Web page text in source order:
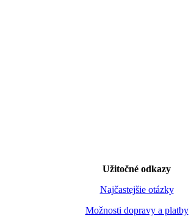
Užitočné odkazy
Najčastejšie otázky
Možnosti dopravy a platby